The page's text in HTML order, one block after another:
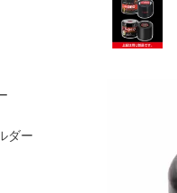
ダー